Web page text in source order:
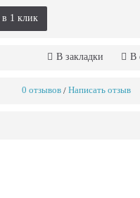
в 1 клик
В закладки В
0 отзывов / Написать отзыв